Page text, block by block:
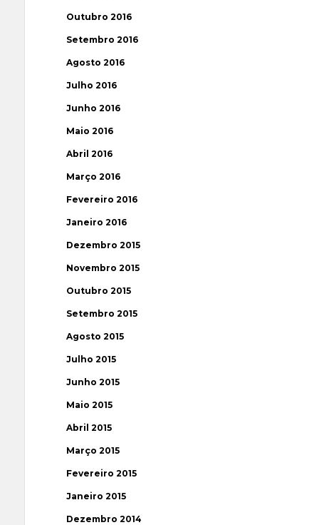
Outubro 2016
Setembro 2016
Agosto 2016
Julho 2016
Junho 2016
Maio 2016
Abril 2016
Março 2016
Fevereiro 2016
Janeiro 2016
Dezembro 2015
Novembro 2015
Outubro 2015
Setembro 2015
Agosto 2015
Julho 2015
Junho 2015
Maio 2015
Abril 2015
Março 2015
Fevereiro 2015
Janeiro 2015
Dezembro 2014